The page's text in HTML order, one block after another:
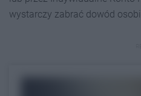
wystarczy zabrać dowód